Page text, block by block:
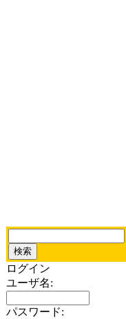
ログイン
ユーザ名:
パスワード: